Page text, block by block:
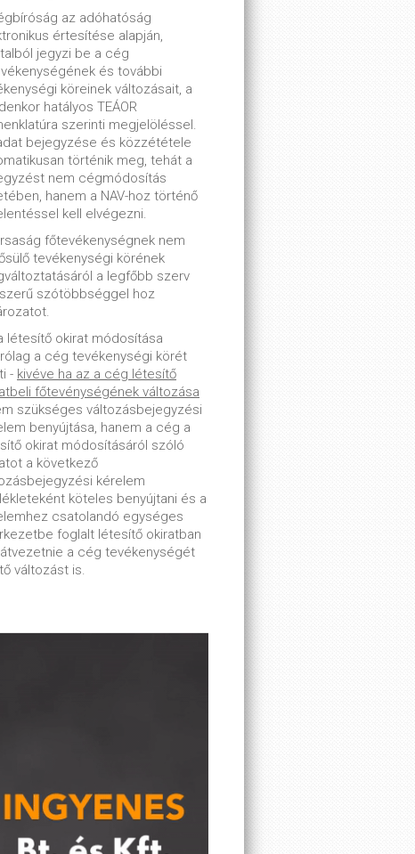
az adóhatóság
értesítése alapján,
jegyzi be a cég
és további
köreinek változásait, a
hatályos TEÁOR
szerinti megjelöléssel.
bejegyzése és közzététele
történik meg, tehát a
nem cégmódosítás
hanem a NAV-hoz történő
kell elvégezni.
főtevékenységnek nem
tevékenységi körének
a legfőbb szerv
szótöbbséggel hoz
létesítő okirat módosítása
a cég tevékenységi körét
- kivéve ha az a cég létesítő
főtevénységének változása
szükséges változásbejegyzési
benyújtása, hanem a cég a
okirat módosításáról szóló
a következő
kérelem
köteles benyújtani és a
csatolandó egységes
foglalt létesítő okiratban
a cég tevékenységét
változást is.